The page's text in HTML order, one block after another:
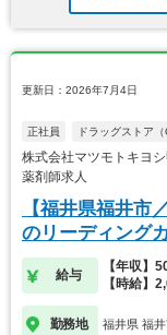
更新日：2026年7月4日
正社員 ドラッグストア（
株式会社マツモトキヨ
薬剤師求人
【福井県福井市
のリーディング
給与
【年収】
【時給】
勤務地 福井県 福